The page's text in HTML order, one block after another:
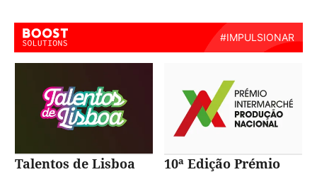
Talentos de Lisboa
10ª Edição Prémio